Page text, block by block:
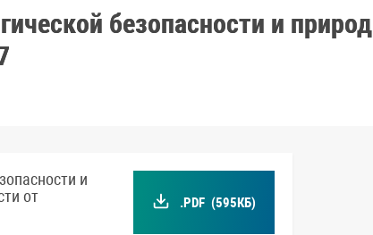
безопасности и
и
от
.PDF (595КБ)